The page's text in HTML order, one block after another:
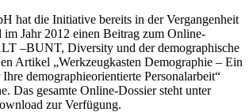
hat die Initiative bereits in der Vergangenheit
im Jahr 2012 einen Beitrag zum Online-
–BUNT, Diversity und der demographische
Artikel „Werkzeugkasten Demographie – Ein
demographieorientierte Personalarbeit“
Das gesamte Online-Dossier steht unter
zur Verfügung.